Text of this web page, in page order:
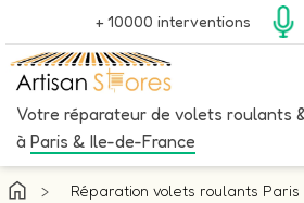
+ 10000 interventions
Votre réparateur de volets roulants
à Paris & Ile-de-France
> Réparation volets roulants